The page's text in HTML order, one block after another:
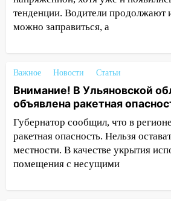
опасность» на территории
области
Кабмин РФ
бензина Евро 2, Евро 3,
11:12 Соцсети: на
врезался в забор
10:27
Где есть бензин в
днем 6 августа: список
10:16 Внимание! В
тенденции. Водители продолжают
можно заправиться, а
Важное Новости Статьи
Внимание! В Ульяновской
объявлена ракетная
Губернатор сообщил, что в
ракетная опасность. Нельзя
местности. В качестве укрытия
помещения с несущими